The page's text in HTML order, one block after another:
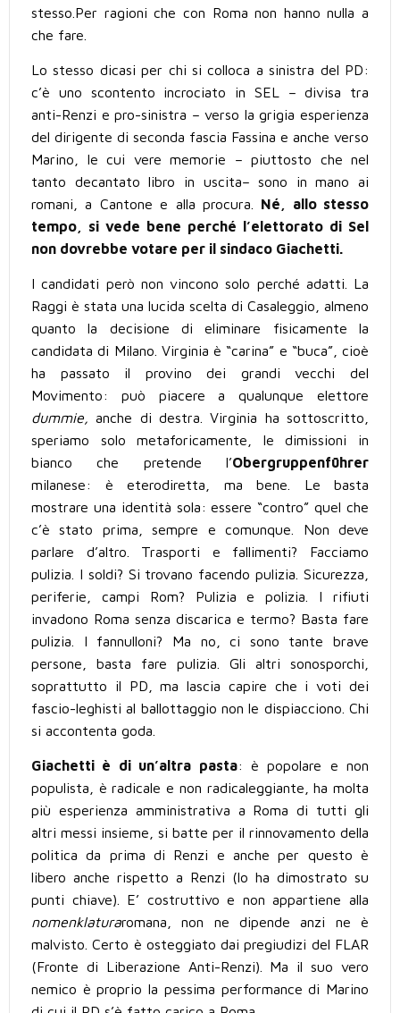
stesso. Per ragioni che con Roma non hanno nulla a
che fare.
Lo stesso dicasi per chi si colloca a sinistra del PD:
c’è uno scontento incrociato in SEL – divisa tra
anti-Renzi e pro-sinistra – verso la grigia esperienza
del dirigente di seconda fascia Fassina e anche verso
Marino, le cui vere memorie – piuttosto che nel
tanto decantatolibro in uscita– sono in mano ai
romani, a Cantone e alla procura. Né , allo stesso
tempo, si vede bene perché l’elettorato di Sel
non dovrebbe votare per il sindaco Giachetti.
I candidati però non vincono solo perché adatti. La
Raggi è stata una lucida scelta di Casaleggio, almeno
quanto la decisione di eliminare fisicamente la
candidata di Milano. Virginia è “carina” e “buca”, cioè
ha passato il provino dei grandi vecchi del
Movimento: può piacere a qualunque elettore
dummie,anche di destra. Virginia ha sottoscritto,
speriamo solo metaforicamente, le dimissioni in
bianco che pretende l’Obergruppenführer
milanese: è eterodiretta, ma bene. Le basta
mostrare una identità sola: essere “contro” quel che
c’è stato prima, sempre e comunque. Non deve
parlare d’altro. Trasporti e fallimenti? Facciamo
pulizia. I soldi? Si trovano facendo pulizia. Sicurezza,
periferie, campi Rom? Pulizia e polizia. I rifiuti
invadono Roma senza discarica e termo? Basta fare
pulizia. I fannulloni? Ma no, ci sono tante brave
persone, basta fare pulizia. Gli altri sonosporchi,
soprattutto il PD, ma lascia capire che i voti dei
fascio-leghisti al ballottaggio non le dispiacciono. Chi
si accontenta goda.
Giachetti è di un’altra pasta: è popolare e non
populista, è radicale e non radicaleggiante, ha molta
più esperienza amministrativa a Roma di tutti gli
altri messi insieme, si batte per il rinnovamento della
politica da prima di Renzi e anche per questo è
libero anche rispetto a Renzi (lo ha dimostrato su
punti chiave). E’ costruttivo e non appartiene alla
nomenklaturaromana, non ne dipende anzi ne è
malvisto. Certo è osteggiato dai pregiudizi del FLAR
(Fronte di Liberazione Anti-Renzi). Ma il suo vero
nemico è proprio la pessima performance di Marino